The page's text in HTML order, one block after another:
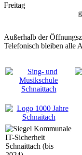
Freitag
Außerhalb der
Telefonisch bleiben alle